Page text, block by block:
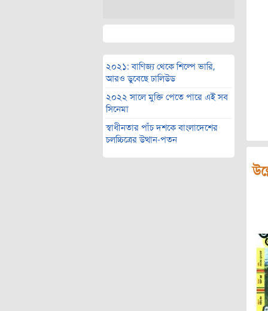
২০২১: বাণিজ্য থেকে শিল্পে ভারি,
আরও ডুবেছে ঢালিউড
২০২২ সালে মুক্তি পেতে পারে এই সব
সিনেমা
স্বাধীনতার পাঁচ দশকে বাংলাদেশের
চলচ্চিত্রের উত্থান-পতন